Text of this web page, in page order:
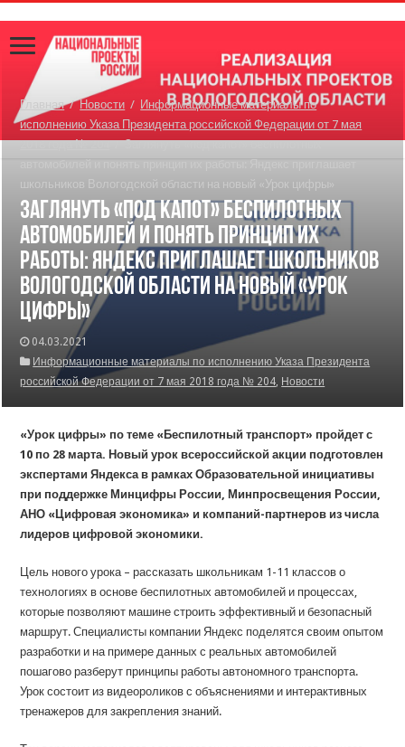
Главная / Новости / Информационные материалы по
исполнению Указа Президента российской Федерации от 7 мая
2018 года № 204 / Заглянуть «под капот» беспилотных
школьников Вологодской области на новый «Урок цифры»
Заглянуть «под капот» беспилотных
автомобилей и понять принцип их
работы: Яндекс приглашает школьников
Вологодской области на новый «Урок
цифры»
04.03.2021
Информационные материалы по исполнению Указа Президента
российской Федерации от 7 мая 2018 года № 204, Новости
«Урок цифры» по теме «Беспилотный транспорт» пройдет с
10 по 28 марта. Новый урок всероссийской акции подготовлен
экспертами Яндекса в рамках Образовательной инициативы
при поддержке Минцифры России, Минпросвещения России,
АНО «Цифровая экономика» и компаний-партнеров из числа
лидеров цифровой экономики.
Цель нового урока – рассказать школьникам 1-11 классов о
технологиях в основе беспилотных автомобилей и процессах,
которые позволяют машине строить эффективный и безопасный
маршрут. Специалисты компании Яндекс поделятся своим опытом
разработки и на примере данных с реальных автомобилей
пошагово разберут принципы работы автономного транспорта.
Урок состоит из видеороликов с объяснениями и интерактивных
тренажеров для закрепления знаний.